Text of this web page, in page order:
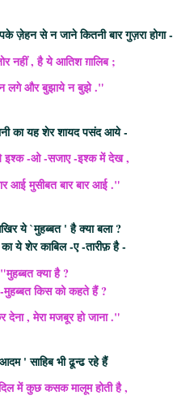
ज़ेहन से न जाने कितनी बार गुज़रा होगा -
नहीं , है ये आतिश ग़ालिब ;
लगे और बुझाये न बुझे ."
का यह शेर शायद पसंद आये -
इश्क -ओ -सजाए -इश्क में देख ,
आई मुसीबत बार बार आई ."
ये `मुहब्बत ' है क्या बला ?
ये शेर काबिल -ए -तारीफ़ है -
"मुहब्बत क्या है ?
-मुहब्बत किस को कहते हैं ?
देना , मेरा मजबूर हो जाना ."
' साहिब भी ढून्ढ रहे हैं
में कुछ कसक मालूम होती है ,